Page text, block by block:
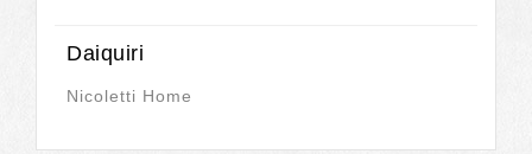
Daiquiri
Nicoletti Home